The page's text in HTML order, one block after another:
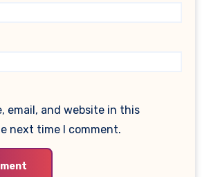
email, and website in this
next time I comment.